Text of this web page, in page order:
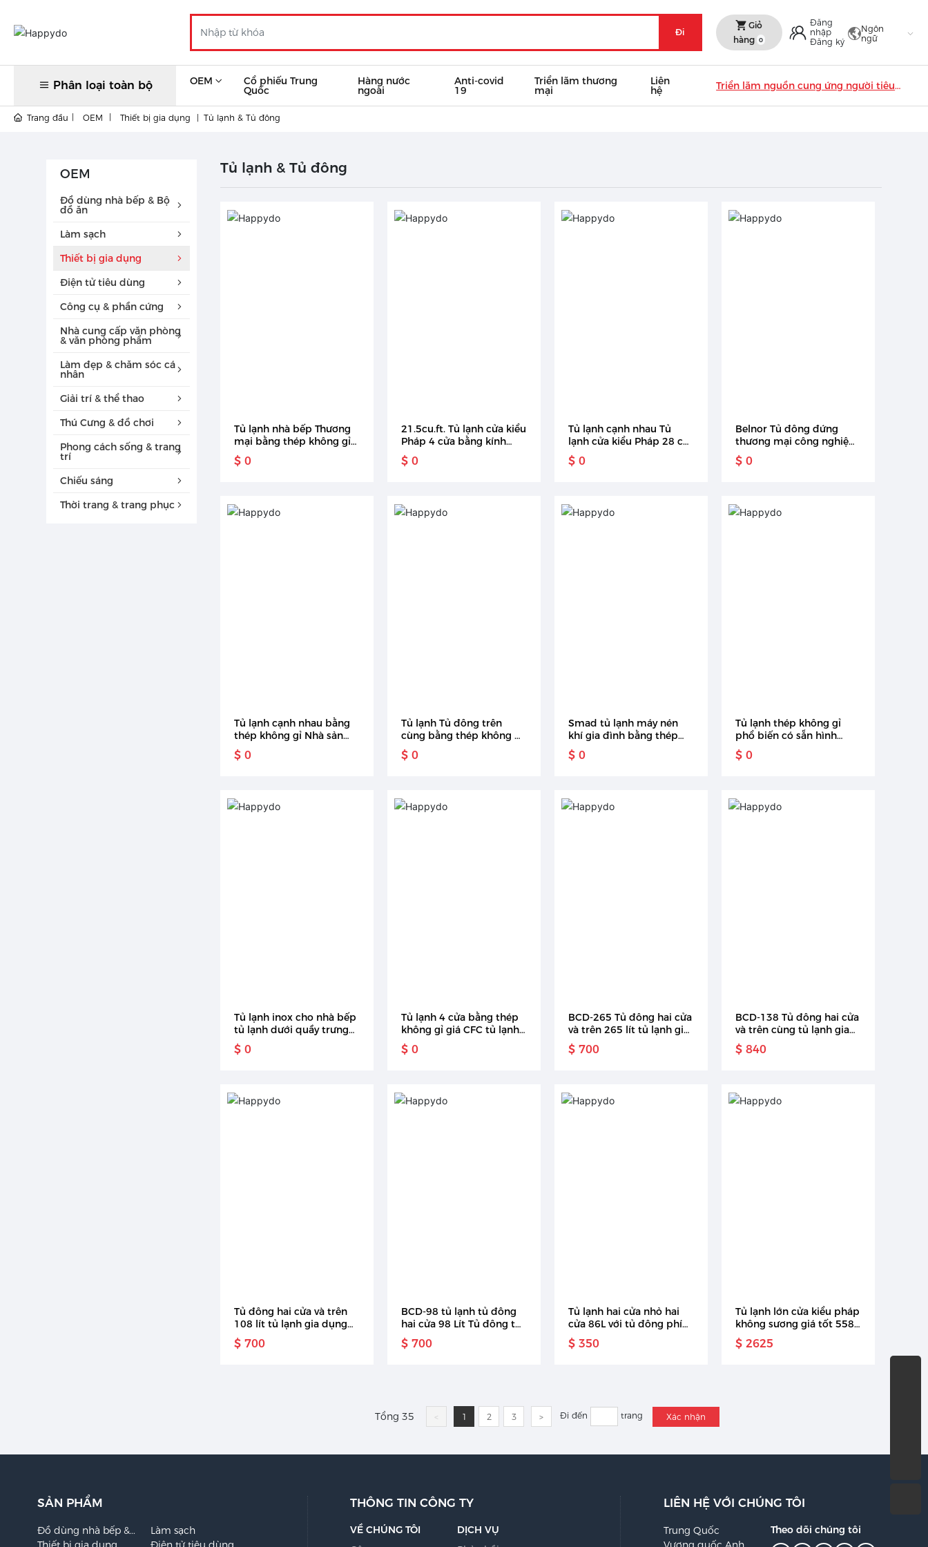
Đi
Giỏ
hàng 0
Đăng
nhập
Đăng ký
Ngôn
ngữ
Phân loại toàn bộ OEM Cổ phiếu Trung
Quốc
Hàng nước
ngoài
Anti-covid
19
Triển lãm thương
mại
Liên
hệ
Triển lãm nguồn cung ứng người tiêu
Trang đầu OEM Thiết bị gia dụng Tủ lạnh & Tủ đông
OEM
Đồ dùng nhà bếp & Bộ
đồ ăn
Làm sạch
Thiết bị gia dụng
Điện tử tiêu dùng
Công cụ & phần cứng
Nhà cung cấp văn phòng
& văn phòng phẩm
Làm đẹp & chăm sóc cá
nhân
Giải trí & thể thao
Thú Cưng & đồ chơi
Phong cách sống & trang
trí
Chiếu sáng
Thời trang & trang phục
Tủ lạnh & Tủ đông
Tủ lạnh nhà bếp Thương
mại bằng thép không gỉ
và tủ đông tủ lạnh dọc
Bốn cửa khách sạn tủ
$ 0
21.5cu.ft. Tủ lạnh cửa kiểu
Pháp 4 cửa bằng kính
màu inox có bình nước
$ 0
Tủ lạnh cạnh nhau Tủ
lạnh cửa kiểu Pháp 28 cu
ft 4 cửa có màn hình cảm
ứng bằng thép không gỉ
$ 0
Belnor Tủ đông đứng
thương mại công nghiệp
4 cửa bằng thép không gỉ
có cửa kính Tủ lạnh dọc
$ 0
Tủ lạnh cạnh nhau bằng
thép không gỉ Nhà sản
xuất tủ lạnh 608L với máy
làm đá
$ 0
Tủ lạnh Tủ đông trên
cùng bằng thép không gỉ
468l của nhà sản xuất tủ
lạnh điện cạnh nhau cho
$ 0
Smad tủ lạnh máy nén
khí gia đình bằng thép
không gỉ tích hợp cửa
kiểu Pháp có Bộ phân
$ 0
Tủ lạnh thép không gỉ
phổ biến có sẵn hình
dạng kích thước khác
nhau tủ đông sâu 2 cửa
$ 0
Tủ lạnh inox cho nhà bếp
tủ lạnh dưới quầy trưng
bày tủ lạnh bằng thép
không gỉ
$ 0
Tủ lạnh 4 cửa bằng thép
không gỉ giá CFC tủ lạnh
tủ bếp
$ 0
BCD-265 Tủ đông hai cửa
và trên 265 lít tủ lạnh gia
dụng bằng thép không gỉ
$ 700
BCD-138 Tủ đông hai cửa
và trên cùng tủ lạnh gia
dụng
$ 840
Tủ đông hai cửa và trên
108 lít tủ lạnh gia dụng
bằng thép không gỉ có
khóa và BCD-108 chìa
$ 700
BCD-98 tủ lạnh tủ đông
hai cửa 98 Lít Tủ đông tủ
đông hai cửa nhỏ
$ 700
Tủ lạnh hai cửa nhỏ hai
cửa 86L với tủ đông phía
trên tủ lạnh
$ 350
Tủ lạnh lớn cửa kiểu pháp
không sương giá tốt 558l
dùng trong nhà
$ 2625
Tổng 35 < 1 2 3 > Đi đến trang Xác nhận
SẢN PHẨM
Đồ dùng nhà bếp &
Làm sạch
THÔNG TIN CÔNG TY
VỀ CHÚNG TÔI
DỊCH VỤ
LIÊN HỆ VỚI CHÚNG TÔI
Trung Quốc
Theo dõi chúng tôi
Yi_liu@sanzhong-int.com
86-13685895557